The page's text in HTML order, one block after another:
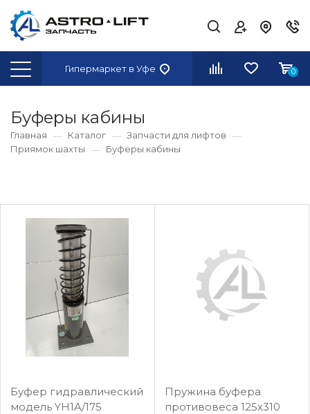
Гипермаркетв Уфе 0
Буферы кабины
Главная Каталог
Запчасти для лифтов
Приямок шахты
Буферы кабины
Буфер гидравлический
модель YH1A/175
Пружина буфера
противовеса 125х310